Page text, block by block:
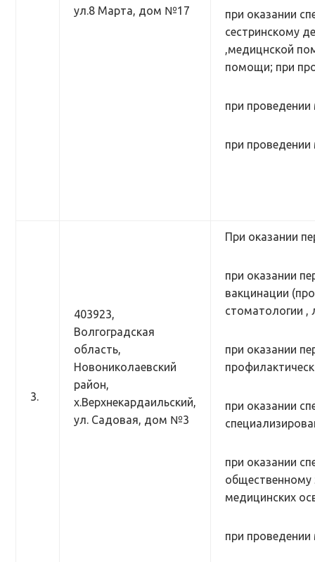
ул.8 Марта, дом №17
при оказании
сестринскому
,медицнской
помощи; при
при
при проведении
3.
403923,
Волгоградская
область,
Новониколаевский
район,
х.Верхнекардаильский,
ул. Садовая, дом №3
При оказании
при оказании
вакцинации
стоматологии ,
при оказании
при оказании
при оказании
общественному
медицинских
при проведении